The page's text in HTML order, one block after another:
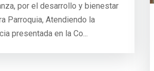
por el desarrollo y bienestar
Parroquia, Atendiendo la
presentada en la Co...